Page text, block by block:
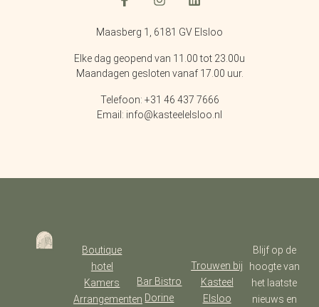
Maasberg 1, 6181 GV Elsloo
Elke dag geopend van 11.00 tot 23.00u
Maandagen gesloten vanaf 17.00 uur.
Telefoon: +31 46 437 7666
Email: info@kasteelelsloo.nl
Boutique
hotel
Kamers
Arrangementen
Bar Bistro
Dorine
Trouwen bij
Kasteel
Elsloo
Blijf op de
hoogte van
het laatste
nieuws en